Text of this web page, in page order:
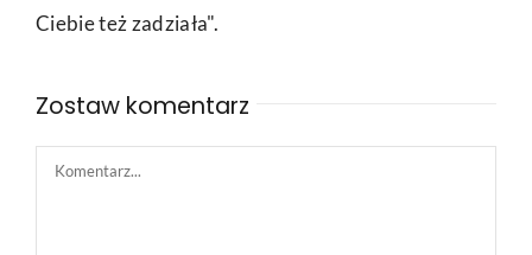
Ciebie też zadziała".
Zostaw komentarz
Comment